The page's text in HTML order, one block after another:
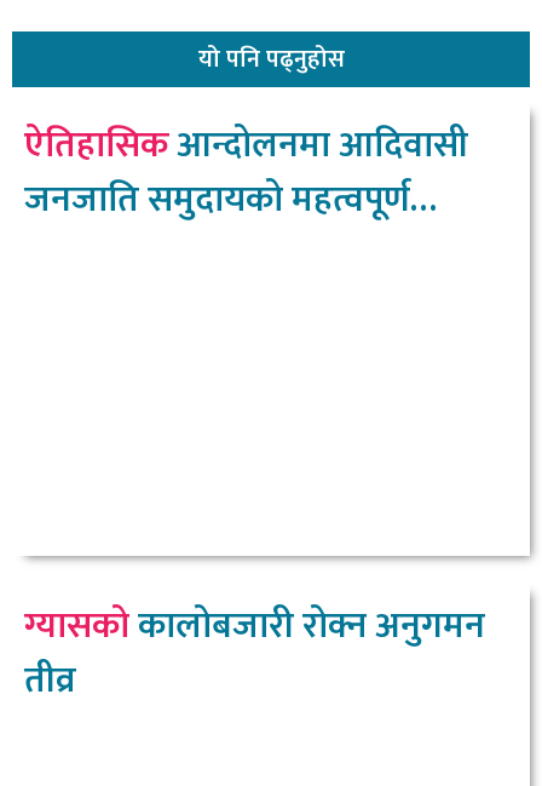
योपनि पढ्नुहोस
ऐतिहासिकआन्दोलनमा आदिवासी
जनजाति समुदायको महत्वपूर्ण
ग्यासकोकालोबजारी रोक्न अनुगमन
तीव्र